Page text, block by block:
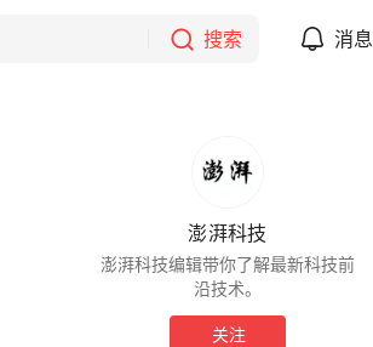
搜索 消息
澎湃科技
澎湃科技编辑带你了解最新科技前
沿技术。
关注